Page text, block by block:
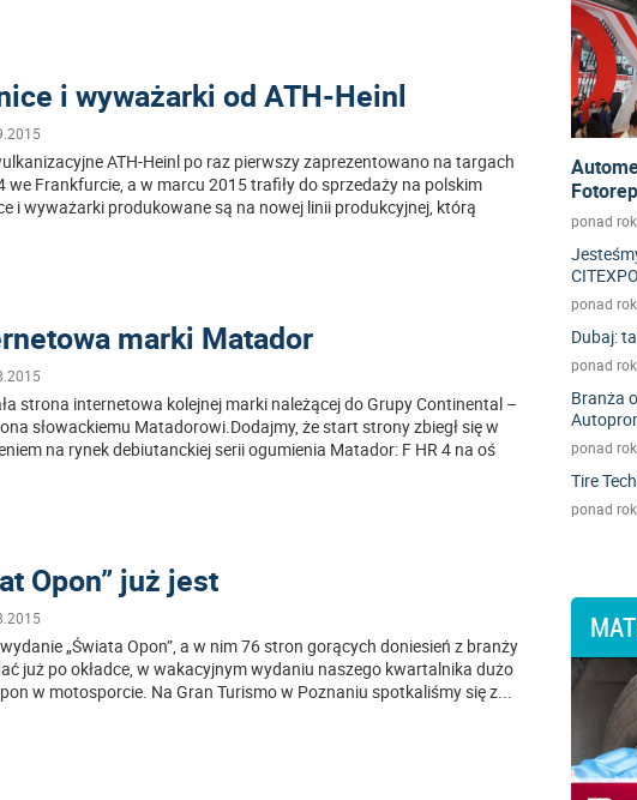
i wyważarki od ATH-Heinl
ATH-Heinl po raz pierwszy zaprezentowano na targach
we Frankfurcie, a w marcu 2015 trafiły do sprzedaży na polskim
i wyważarki produkowane są na nowej linii produkcyjnej, którą
marki Matador
strona internetowa kolejnej marki należącej do Grupy Continental –
słowackiemu Matadorowi.Dodajmy, że start strony zbiegł się w
na rynek debiutanckiej serii ogumienia Matador: F HR 4 na oś
Opon” już jest
„Świata Opon”, a w nim 76 stron gorących doniesień z branży
już po okładce, w wakacyjnym wydaniu naszego kwartalnika dużo
w motosporcie. Na Gran Turismo w Poznaniu spotkaliśmy się z...
ponad
ponad
Dubaj:
ponad
Branża
ponad
Tire
ponad